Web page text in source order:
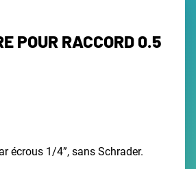
POUR RACCORD 0.5
écrous 1/4”, sans Schrader.